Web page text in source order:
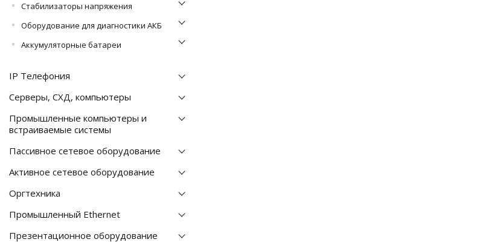
Стабилизаторы напряжения
Оборудование для диагностики АКБ
Аккумуляторные батареи
IP Телефония
Серверы, СХД, компьютеры
Промышленные компьютеры и
встраиваемые системы
Пассивное сетевое оборудование
Активное сетевое оборудование
Оргтехника
Промышленный Ethernet
Презентационное оборудование